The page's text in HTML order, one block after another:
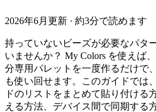
2026年6月更新 · 約3分で読めます
持っていないビーズが必要なパタ
いませんか？ My Colors を使えば
分専用パレットを一度作るだけで
も使い回せます。このガイドでは
ドのリストをまとめて貼り付ける
える方法、デバイス間で同期する